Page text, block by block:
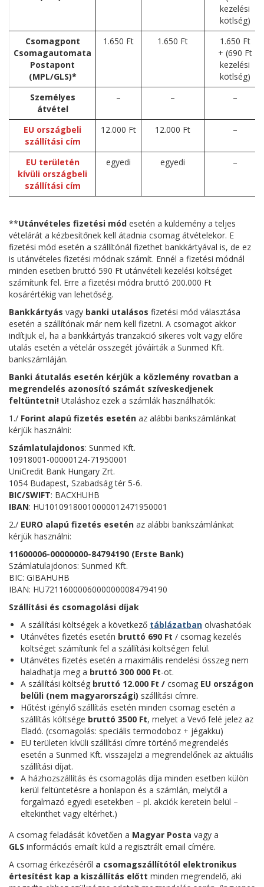
kezelési
kötlség)
Csomagpont
Csomagautomata
Postapont
(MPL/GLS)*
1.650 Ft 1.650 Ft
1.650 Ft
+ (690 Ft
kezelési
kötlség)
Személyes
átvétel
– – –
EU országbeli
szállítási cím
12.000 Ft 12.000 Ft –
EU területén
kívüli országbeli
szállítási cím
egyedi egyedi –
**Utánvételes fizetési mód esetén a küldemény a teljes
vételárát a kézbesítőnek kell átadnia csomag átvételekor. E
fizetési mód esetén a szállítónál fizethet bankkártyával is, de ez
is utánvételes fizetési módnak számít. Ennél a fizetési módnál
minden esetben bruttó 590 Ft utánvételi kezelési költséget
számítunk fel. Erre a fizetési módra bruttó 200.000 Ft
kosárértékig van lehetőség.
Bankkártyás vagy banki utalásos fizetési mód választása
esetén a szállítónak már nem kell fizetni. A csomagot akkor
indítjuk el, ha a bankkártyás tranzakció sikeres volt vagy előre
utalás esetén a vételár összegét jóváírták a Sunmed Kft.
bankszámláján.
Banki átutalás esetén kérjük a közlemény rovatban a
megrendelés azonosító számát szíveskedjenek
feltüntetni! Utaláshoz ezek a számlák használhatók:
1./ Forint alapú fizetés esetén az alábbi bankszámlánkat
kérjük használni:
Számlatulajdonos: Sunmed Kft.
10918001-00000124-71950001
UniCredit Bank Hungary Zrt.
1054 Budapest, Szabadság tér 5-6.
BIC/SWIFT: BACXHUHB
IBAN: HU10109180010000012471950001
2./ EURO alapú fizetés esetén az alábbi bankszámlánkat
kérjük használni:
11600006-00000000-84794190 (Erste Bank)
Számlatulajdonos: Sunmed Kft.
BIC: GIBAHUHB
IBAN: HU72116000060000000084794190
Szállítási és csomagolási díjak
A szállítási költségek a következő táblázatban olvashatóak
Utánvétes fizetés esetén bruttó 690 Ft / csomag kezelés
költséget számítunk fel a szállítási költségen felül.
Utánvétes fizetés esetén a maximális rendelési összeg nem
haladhatja meg a bruttó 300 000 Ft-ot.
A szállítási költség bruttó 12.000 Ft / csomag EU országon
belüli (nem magyarországi) szállítási címre.
Hűtést igénylő szállítás esetén minden csomag esetén a
szállítás költsége bruttó 3500 Ft, melyet a Vevő felé jelez az
Eladó. (csomagolás: speciális termodoboz + jégakku)
EU területen kívüli szállítási címre történő megrendelés
esetén a Sunmed Kft. visszajelzi a megrendelőnek az aktuális
szállítási díjat.
A házhozszállítás és csomagolás díja minden esetben külön
kerül feltüntetésre a honlapon és a számlán, melytől a
forgalmazó egyedi esetekben – pl. akciók keretein belül –
eltekinthet vagy eltérhet.)
A csomag feladását követően a Magyar Posta vagy a
GLS információs emailt küld a regisztrált email címére.
A csomag érkezéséről a csomagszállítótól elektronikus
értesítést kap a kiszállítás előtt minden megrendelő, aki